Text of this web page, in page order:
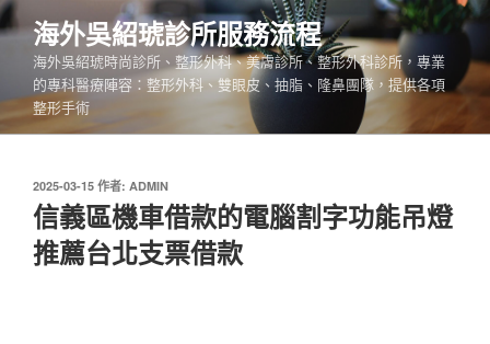
跳
至
內
海外吳紹琥診所服務流程
海外吳紹琥時尚診所、整形外科、美膚診所、整形外科診所，專業
的專科醫療陣容：整形外科、雙眼皮、抽脂、隆鼻團隊，提供各項
整形手術
發
佈
於
2025-03-15 作者: ADMIN
信義區機車借款的電腦割字功能吊燈
推薦台北支票借款